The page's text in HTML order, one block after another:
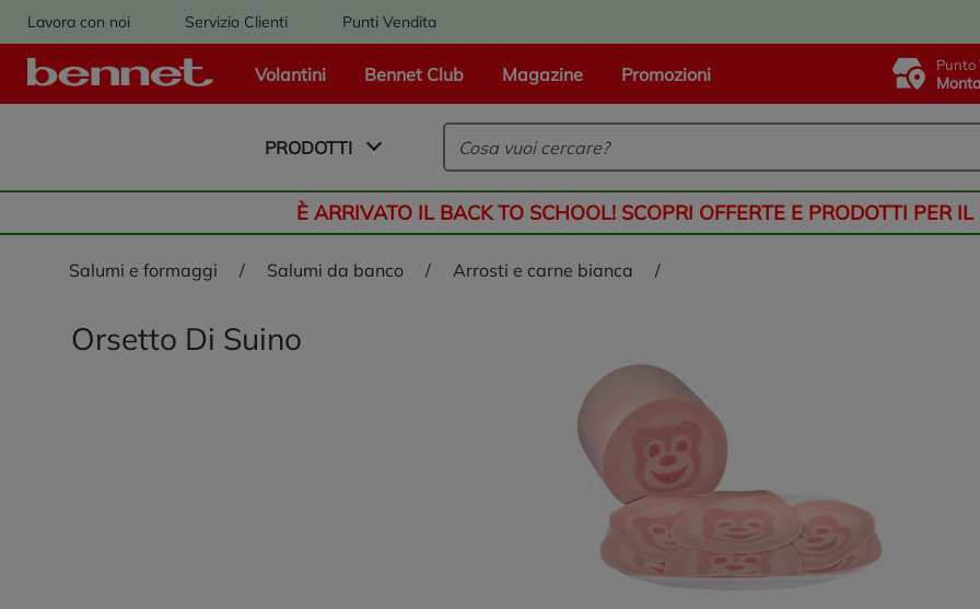
Lavora con noi Servizio Clienti Punti Vendita
Volantini Bennet Club Magazine Promozioni Punto
Logo Bennet - Torna alla homepage
PRODOTTI
È ARRIVATO IL BACK TO SCHOOL! SCOPRI OFFERTE E PRODOTTI PER
salumi e formaggi / salumi da banco / arrosti e carne bianca /
Orsetto Di Suino